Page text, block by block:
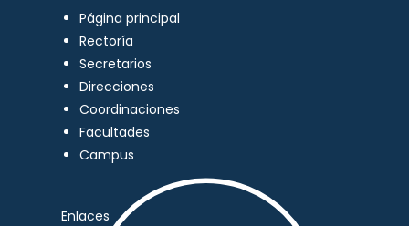
Página principal
Rectoría
Secretarios
Direcciones
Coordinaciones
Facultades
Campus
Enlaces